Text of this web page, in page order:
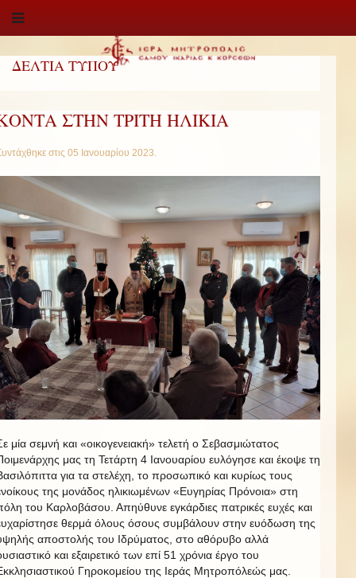
ΔΕΛΤΙΑ ΤΥΠΟΥ
ΣΤΗΝ ΤΡΙΤΗ ΗΛΙΚΙΑ
στις 05 Ιανουαρίου 2023.
μία σεμνή και «οικογενειακή» τελετή ο Σεβασμιώτατος
μας τη Τετάρτη 4 Ιανουαρίου ευλόγησε και έκοψε τη
για τα στελέχη, το προσωπικό και κυρίως τους
της μονάδος ηλικιωμένων «Ευγηρίας Πρόνοια» στη
του Καρλοβάσου. Απηύθυνε εγκάρδιες πατρικές ευχές και
θερμά όλους όσους συμβάλουν στην ευόδωση της
αποστολής του Ιδρύματος, στο αθόρυβο αλλά
και εξαιρετικό των επί 51 χρόνια έργο του
Γηροκομείου της Ιεράς Μητροπόλεώς μας.